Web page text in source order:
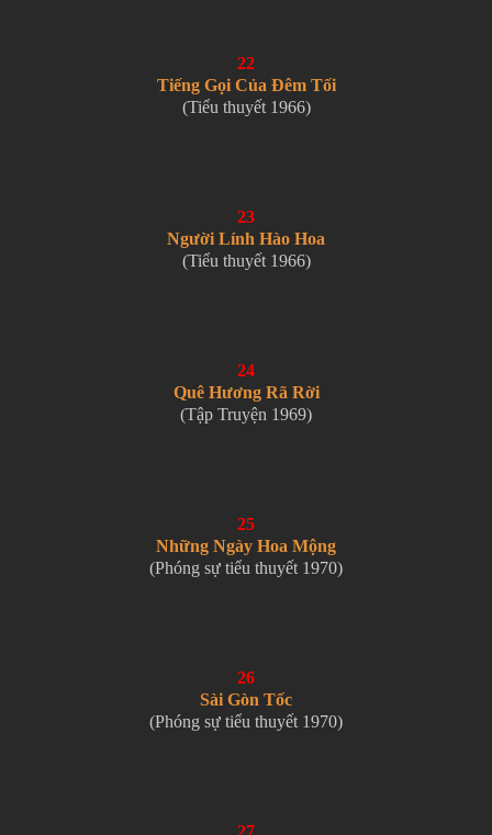
22
Tiếng Gọi Của Đêm Tối
(Tiểu thuyết 1966)
23
Người Lính Hào Hoa
(Tiểu thuyết 1966)
24
Quê Hương Rã Rời
(Tập Truyện 1969)
25
Những Ngày Hoa Mộng
(Phóng sự tiểu thuyết 1970)
26
Sài Gòn Tốc
(Phóng sự tiểu thuyết 1970)
27